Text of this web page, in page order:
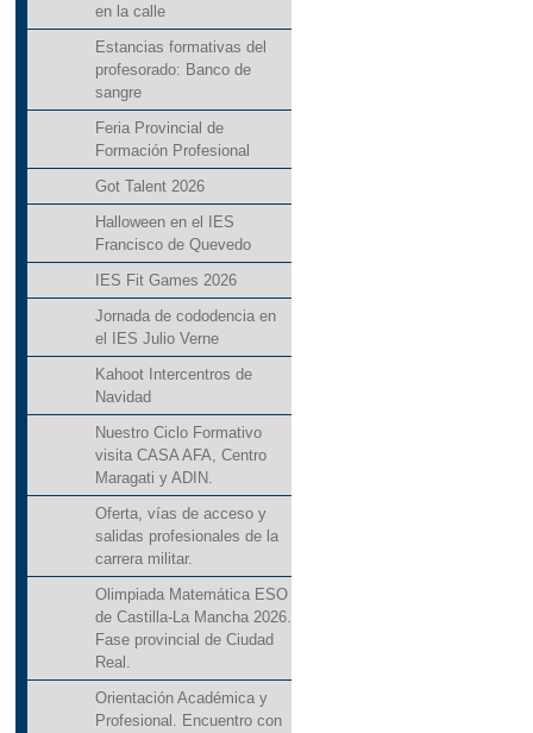
en la calle
Estancias formativas del
profesorado: Banco de
sangre
Feria Provincial de
Formación Profesional
Got Talent 2026
Halloween en el IES
Francisco de Quevedo
IES Fit Games 2026
Jornada de cododencia en
el IES Julio Verne
Kahoot Intercentros de
Navidad
Nuestro Ciclo Formativo
visita CASA AFA, Centro
Maragati y ADIN.
Oferta, vías de acceso y
salidas profesionales de la
carrera militar.
Olimpiada Matemática ESO
de Castilla-La Mancha 2026.
Fase provincial de Ciudad
Real.
Orientación Académica y
Profesional. Encuentro con